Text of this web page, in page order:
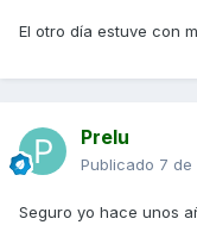
El otro día estuve con
Prelu
Publicado 7 de
Seguro yo hace unos